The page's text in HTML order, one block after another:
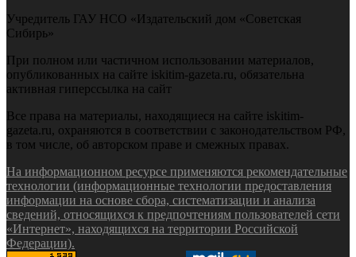
Учредитель ГАУ НСО «Издательский дом «Советская
Сибирь»
При полном или частичном использовании материалов,
опубликованных на сайте iskitim-gazeta.ru, обязательна
активная гиперссылка на сайт
Все права на материалы, находящиеся на сайте iskitim-
gazeta.ru, охраняются в соответствии с законодательством РФ,
в том числе, об авторском праве и смежных правах.
На информационном ресурсе применяются рекомендательные
технологии (информационные технологии предоставления
информации на основе сбора, систематизации и анализа
сведений, относящихся к предпочтениям пользователей сети
«Интернет», находящихся на территории Российской
Федерации).